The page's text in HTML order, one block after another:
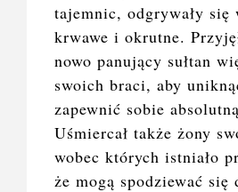
tajemnic, odgrywały się
krwawe i okrutne.
nowo panujący sułtan
swoich braci, aby
zapewnić sobie
Uśmiercał także żony
wobec których istniało
że mogą spodziewać się